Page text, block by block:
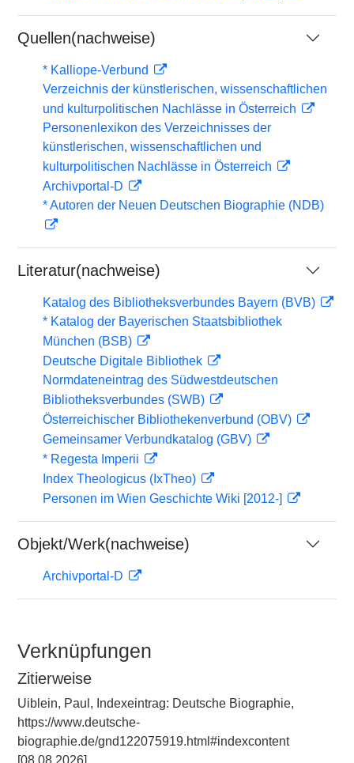
Quellen(nachweise)
* Kalliope-Verbund
Verzeichnis der künstlerischen, wissenschaftlichen
und kulturpolitischen Nachlässe in Österreich
Personenlexikon des Verzeichnisses der
künstlerischen, wissenschaftlichen und
kulturpolitischen Nachlässe in Österreich
Archivportal-D
* Autoren der Neuen Deutschen Biographie (NDB)
Literatur(nachweise)
Katalog des Bibliotheksverbundes Bayern (BVB)
* Katalog der Bayerischen Staatsbibliothek
München (BSB)
Deutsche Digitale Bibliothek
Normdateneintrag des Südwestdeutschen
Bibliotheksverbundes (SWB)
Österreichischer Bibliothekenverbund (OBV)
Gemeinsamer Verbundkatalog (GBV)
* Regesta Imperii
Index Theologicus (IxTheo)
Personen im Wien Geschichte Wiki [2012-]
Objekt/Werk(nachweise)
Archivportal-D
Verknüpfungen
Zitierweise
Uiblein, Paul, Indexeintrag: Deutsche Biographie,
https://www.deutsche-
biographie.de/gnd122075919.html#indexcontent
[08.08.2026].